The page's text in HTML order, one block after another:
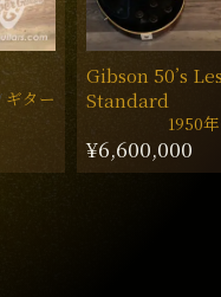
ギター
Gibson 50’s
Standard
1950
¥6,600,000